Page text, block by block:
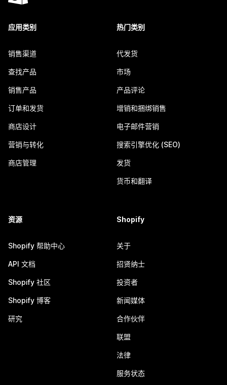
应用类别
销售渠道
查找产品
销售产品
订单和发货
商店设计
营销与转化
商店管理
热门类别
代发货
市场
产品评论
增销和捆绑销售
电子邮件营销
搜索引擎优化 (SEO)
发货
货币和翻译
资源
Shopify 帮助中心
API 文档
Shopify 社区
Shopify 博客
研究
Shopify
关于
招贤纳士
投资者
新闻媒体
合作伙伴
联盟
法律
服务状态